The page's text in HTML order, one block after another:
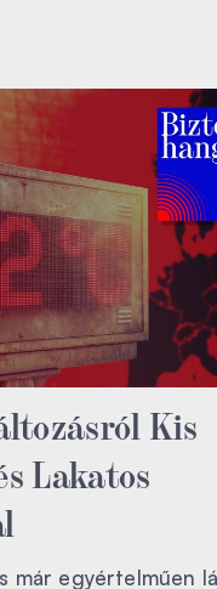
Kis
Lakatos
már egyértelműen